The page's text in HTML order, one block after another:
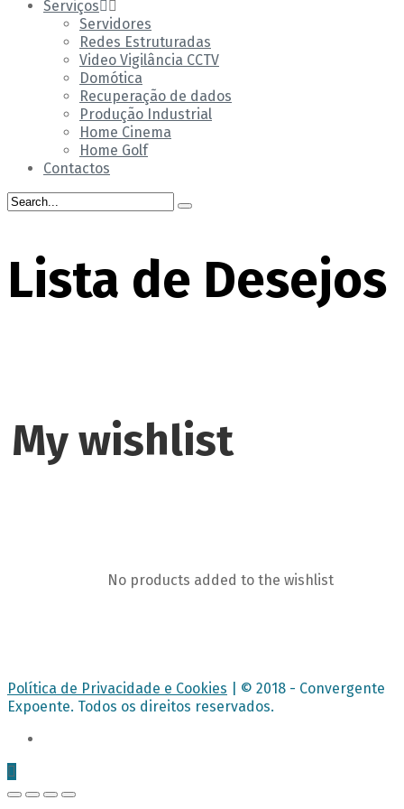
Serviços
Servidores
Redes Estruturadas
Video Vigilância CCTV
Domótica
Recuperação de dados
Produção Industrial
Home Cinema
Home Golf
Contactos
Lista de Desejos
My wishlist
No products added to the wishlist
Política de Privacidade e Cookies | © 2018 - Convergente
Expoente. Todos os direitos reservados.